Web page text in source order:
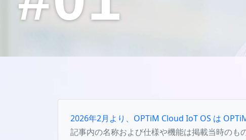
2026年2月より、OPTiM Cloud IoT OS は
記事内の名称および仕様や機能は掲載当時のも